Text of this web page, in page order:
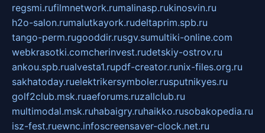
regsmi.rufilmnetwork.rumalinasp.rukinosvin.ru
h2o-salon.rumalutkayork.rudeltaprim.spb.ru
tango-perm.rugooddir.rusgv.sumultiki-online.com
webkrasotki.comcherinvest.rudetskiy-ostrov.ru
ankou.spb.rualvesta1.rupdf-creator.runix-files.org.ru
sakhatoday.ruelektrikersymboler.rusputnikyes.ru
golf2club.msk.ruaeforums.ruzallclub.ru
multimodal.msk.ruhabaigry.ruhaikko.rusobakopedia.ru
isz-fest.ruewnc.infoscreensaver-clock.net.ru